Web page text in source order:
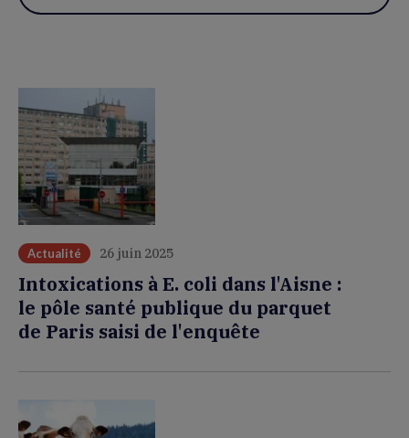
Actualité 26 juin 2025
Intoxications à E. coli dans l'Aisne :
le pôle santé publique du parquet
de Paris saisi de l'enquête